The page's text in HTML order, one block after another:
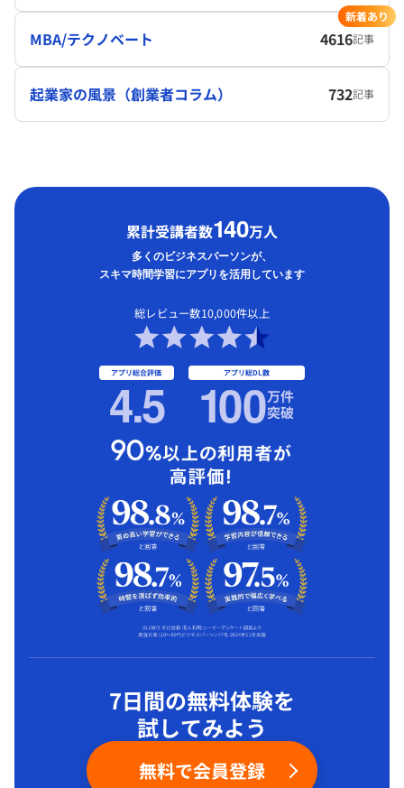
MBA/テクノベート 4616記事
新着あり
起業家の風景（創業者コラム） 732記事
累計受講者数140万人
多くのビジネスパーソンが、
スキマ時間学習にアプリを活用しています
総レビュー数10,000件以上
アプリ総合評価
4.5 アプリ総DL数
100万件
突破
7日間の無料体験を
試してみよう
無料で会員登録